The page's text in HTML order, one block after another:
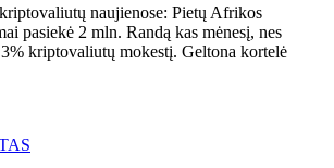
naujienose: Pietų Afrikos
pasiekė 2 mln. Randą kas mėnesį, nes
kriptovaliutų mokestį. Geltona kortelė